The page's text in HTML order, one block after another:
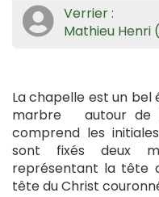
Verrier :
Mathieu Henri
La chapelle est un bel
marbre autour de
comprend les
sont fixés deux
représentant la tête
tête du Christ